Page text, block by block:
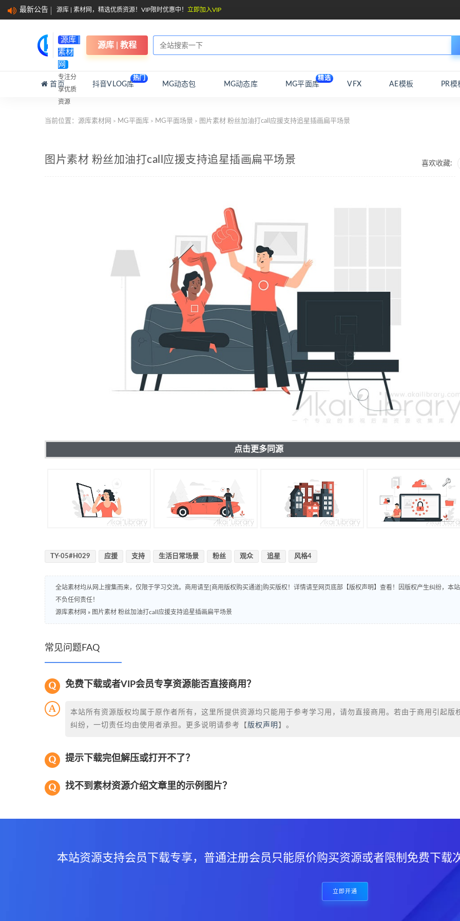
最新公告 源库 | 素材网，精选优质资源！VIP限时优惠中！ 立即加入VIP
源库 |
素材
网
专注分
享优质
资源
源库 | 教程
首页 抖音VLOG库
热门
MG动态包 MG动态库 MG平面库
精选
VFX AE模板 PR模
当前位置： 源库素材网 > MG平面库 > MG平面场景 > 图片素材 粉丝加油打call应援支持追星插画扁平场景
喜欢收藏:
图片素材 粉丝加油打call应援支持追星插画扁平场景
点击更多同源
TY-05#H029 应援 支持 生活日常场景 粉丝 观众 追星 风格4
全站素材均从网上搜集而来，仅限于学习交流。商用请至[商用版权购买通道]购买版权！详情请至网页底部【版权声明】查看！因版权产生纠纷，本站
不负任何责任！
源库素材网 » 图片素材 粉丝加油打call应援支持追星插画扁平场景
常见问题FAQ
免费下载或者VIP会员专享资源能否直接商用？
本站所有资源版权均属于原作者所有，这里所提供资源均只能用于参考学习用，请勿直接商用。若由于商用引起版
纠纷，一切责任均由使用者承担。更多说明请参考【 版权声明 】。
提示下载完但解压或打开不了？
找不到素材资源介绍文章里的示例图片？
本站资源支持会员下载专享，普通注册会员只能原价购买资源或者限制免费下载
立即开通